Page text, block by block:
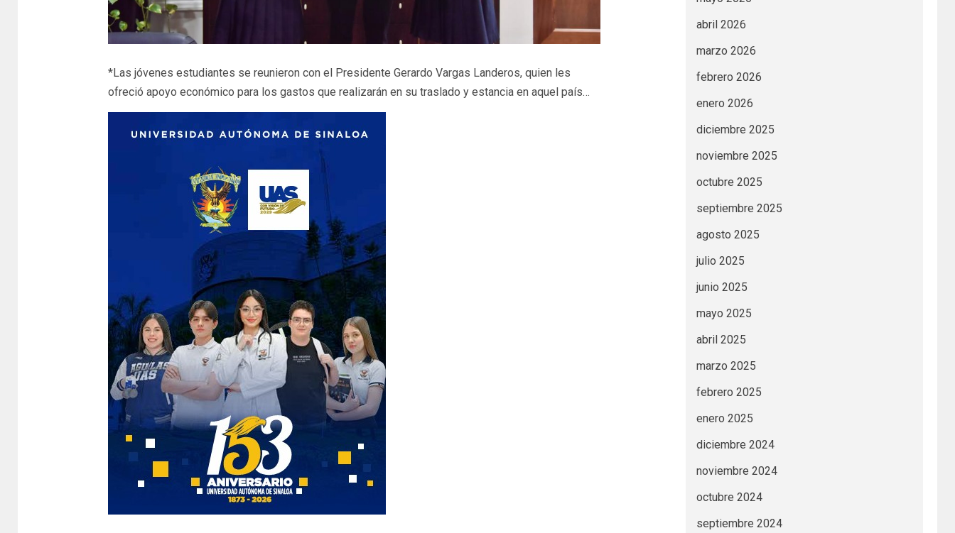
*Las jóvenes estudiantes se reunieron con el Presidente Gerardo Vargas Landeros, quien les
ofreció apoyo económico para los gastos que realizarán en su traslado y estancia en aquel país…
abril 2026
marzo 2026
febrero 2026
enero 2026
diciembre 2025
noviembre 2025
octubre 2025
septiembre 2025
agosto 2025
julio 2025
junio 2025
mayo 2025
abril 2025
marzo 2025
febrero 2025
enero 2025
diciembre 2024
noviembre 2024
octubre 2024
septiembre 2024